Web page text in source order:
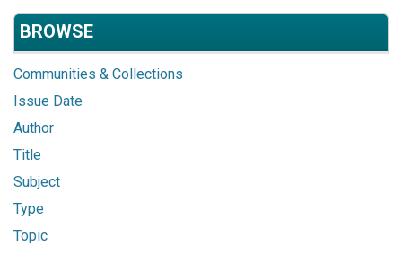
BROWSE
Communities & Collections
Issue Date
Author
Title
Subject
Type
Topic